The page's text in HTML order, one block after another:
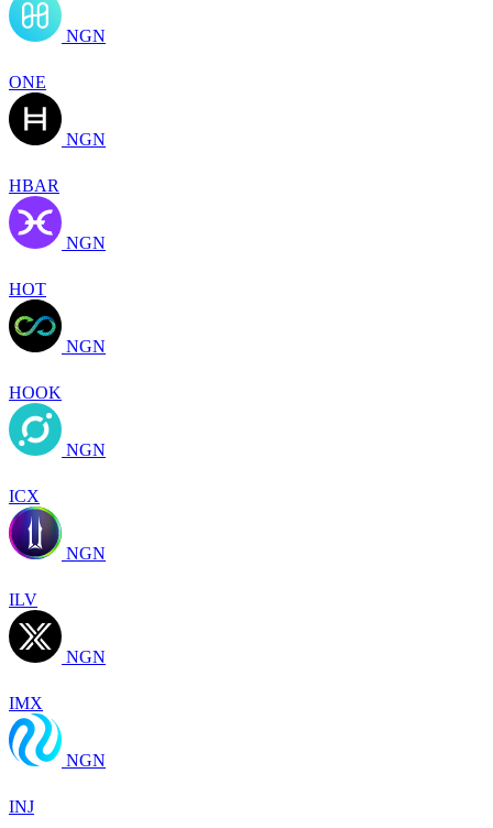
NGN
ONE
NGN
HBAR
NGN
HOT
NGN
HOOK
NGN
ICX
NGN
ILV
NGN
IMX
NGN
INJ